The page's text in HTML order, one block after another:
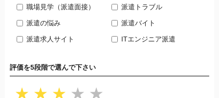
職場見学（派遣面接） 派遣トラブル
派遣の悩み 派遣バイト
派遣求人サイト ITエンジニア派遣
評価を5段階で選んで下さい
★ ★ ★ ★ ★